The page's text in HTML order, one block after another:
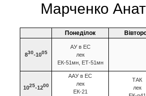
Марченко
Понеділок
830-1005
АУ в ЕС
лек
ЕК-51мн, ЕТ-51мн
1025-1200
ААУ в ЕС
лек
ЕК-21
ТАК
лек